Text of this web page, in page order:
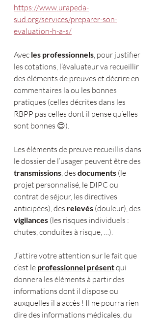
https://www.urapeda-
sud.org/services/preparer-son-
evaluation-h-a-s/
Avec les professionnels, pour justifier
les cotations, l’évaluateur va recueillir
des éléments de preuves et décrire en
commentaires la ou les bonnes
pratiques (celles décrites dans les
RBPP pas celles dont il pense qu’elles
sont bonnes 😊).
Les éléments de preuve recueillis dans
le dossier de l’usager peuvent être des
transmissions, des documents (le
projet personnalisé, le DIPC ou
contrat de séjour, les directives
anticipées), des relevés (douleur), des
vigilances (les risques individuels :
chutes, conduites à risque, …).
J’attire votre attention sur le fait que
c’est le professionnel présent qui
donnera les éléments à partir des
informations dont il dispose ou
auxquelles il a accès ! Il ne pourra rien
dire des informations médicales, du